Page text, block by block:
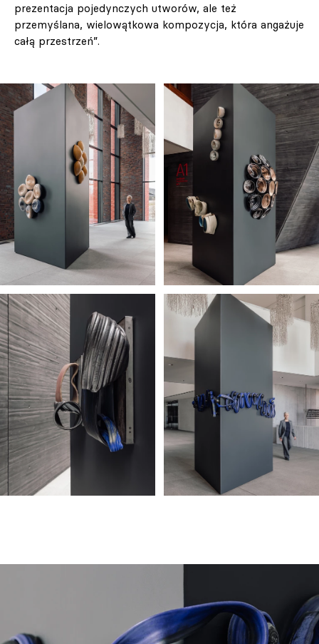
prezentacja pojedynczych utworów, ale też
przemyślana, wielowątkowa kompozycja, która angażuje
całą przestrzeń”.